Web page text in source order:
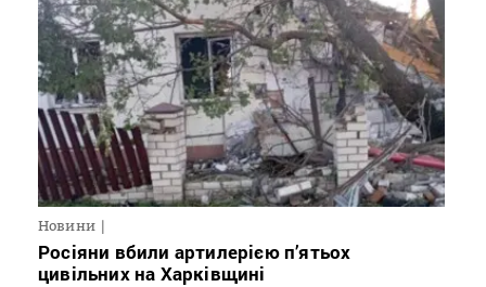
Новини
Росіяни вбили артилерією п’ятьох
цивільних на Харківщині